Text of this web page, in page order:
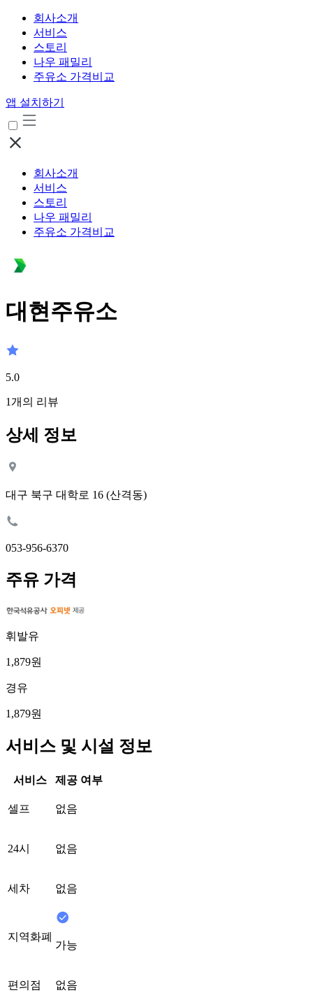
회사소개
서비스
스토리
나우 패밀리
주유소 가격비교
앱 설치하기
회사소개
서비스
스토리
나우 패밀리
주유소 가격비교
대현주유소
5.0
1개의 리뷰
상세 정보
대구 북구 대학로 16 (산격동)
053-956-6370
주유 가격
휘발유
1,879원
경유
1,879원
서비스 및 시설 정보
서비스 제공 여부
셀프 없음
24시 없음
세차 없음
지역화폐
가능
편의점 없음